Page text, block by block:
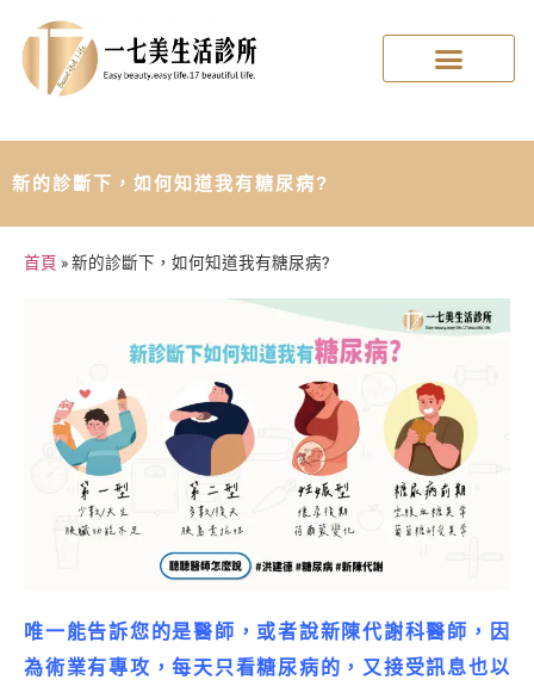
新的診斷下，如何知道我有糖尿病?
首頁 »新的診斷下，如何知道我有糖尿病?
唯一能告訴您的是醫師，或者說新陳代謝科醫師，因
為術業有專攻，每天只看糖尿病的，又接受訊息也以